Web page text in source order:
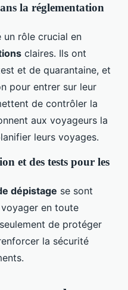
la réglementation
un rôle crucial en
claires. Ils ont
et de quarantaine, et
pour entrer sur leur
de contrôler la
aux voyageurs la
leurs voyages.
et des tests pour les
dépistage se sont
en toute
de protéger
la sécurité